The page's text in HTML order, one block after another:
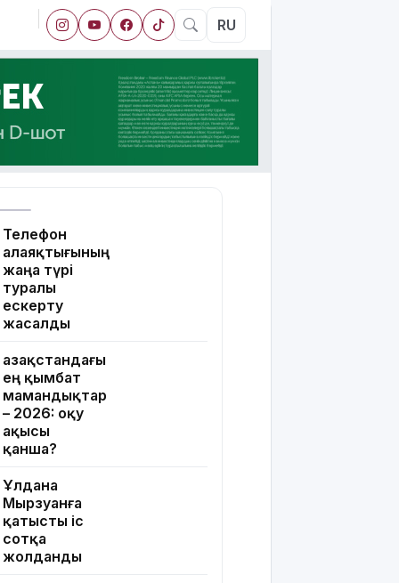
RU
Телефон
алаяқтығының
жаңа түрі
туралы
ескерту
жасалды
Қазақстандағы
ең қымбат
мамандықтар
– 2026: оқу
ақысы
қанша?
Ұлдана
Мырзуанға
қатысты іс
сотқа
жолданды